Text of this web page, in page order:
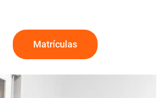
Matrículas